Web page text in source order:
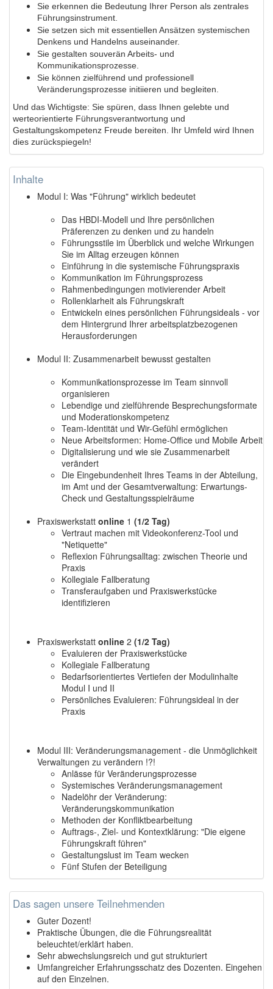
Sie erkennen die Bedeutung Ihrer Person als zentrales
Führungsinstrument.
Sie setzen sich mit essentiellen Ansätzen systemischen
Denkens und Handelns auseinander.
Sie gestalten souverän Arbeits- und
Kommunikationsprozesse.
Sie können zielführend und professionell
Veränderungsprozesse initiieren und begleiten.
Und das Wichtigste: Sie spüren, dass Ihnen gelebte und
werteorientierte Führungsverantwortung und
Gestaltungskompetenz Freude bereiten. Ihr Umfeld wird Ihnen
dies zurückspiegeln!
Inhalte
Modul I: Was "Führung" wirklich bedeutet
Das HBDI-Modell und Ihre persönlichen
Präferenzen zu denken und zu handeln
Führungsstile im Überblick und welche Wirkungen
Sie im Alltag erzeugen können
Einführung in die systemische Führungspraxis
Kommunikation im Führungsprozess
Rahmenbedingungen motivierender Arbeit
Rollenklarheit als Führungskraft
Entwickeln eines persönlichen Führungsideals - vor
dem Hintergrund Ihrer arbeitsplatzbezogenen
Herausforderungen
Modul II: Zusammenarbeit bewusst gestalten
Kommunikationsprozesse im Team sinnvoll
organisieren
Lebendige und zielführende Besprechungsformate
und Moderationskompetenz
Team-Identität und Wir-Gefühl ermöglichen
Neue Arbeitsformen: Home-Office und Mobile Arbeit
Digitalisierung und wie sie Zusammenarbeit
verändert
Die Eingebundenheit Ihres Teams in der Abteilung,
im Amt und der Gesamtverwaltung: Erwartungs-
Check und Gestaltungsspielräume
Praxiswerkstatt online 1 (1/2 Tag)
Vertraut machen mit Videokonferenz-Tool und
"Netiquette"
Reflexion Führungsalltag: zwischen Theorie und
Praxis
Kollegiale Fallberatung
Transferaufgaben und Praxiswerkstücke
identifizieren
Praxiswerkstatt online 2 (1/2 Tag)
Evaluieren der Praxiswerkstücke
Kollegiale Fallberatung
Bedarfsorientiertes Vertiefen der Modulinhalte
Modul I und II
Persönliches Evaluieren: Führungsideal in der
Praxis
Modul III: Veränderungsmanagement - die Unmöglichkeit
Verwaltungen zu verändern !?!
Anlässe für Veränderungsprozesse
Systemisches Veränderungsmanagement
Nadelöhr der Veränderung:
Veränderungskommunikation
Methoden der Konfliktbearbeitung
Auftrags-, Ziel- und Kontextklärung: "Die eigene
Führungskraft führen"
Gestaltungslust im Team wecken
Fünf Stufen der Beteiligung
Das sagen unsere Teilnehmenden
Guter Dozent!
Praktische Übungen, die die Führungsrealität
beleuchtet/erklärt haben.
Sehr abwechslungsreich und gut strukturiert
Umfangreicher Erfahrungsschatz des Dozenten. Eingehen
auf den Einzelnen.